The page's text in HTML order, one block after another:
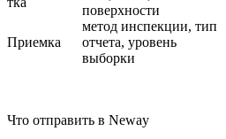
поверхности
Приемка
метод инспекции, тип
отчета, уровень
выборки
Что отправить в Neway